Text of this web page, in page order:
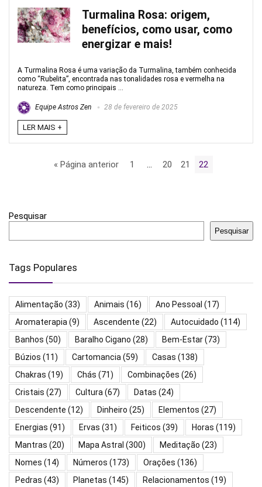
Turmalina Rosa: origem,
benefícios, como usar, como
energizar e mais!
A Turmalina Rosa é uma variação da Turmalina, também conhecida
como “Rubelita”, encontrada nas tonalidades rosa e vermelha na
natureza. Tem como principais ...
Equipe Astros Zen 28 de fevereiro de 2025
LER MAIS +
« Página anterior 1 20 21 22
Pesquisar
Pesquisar
Tags Populares
Alimentação (33) Animais (16) Ano Pessoal (17)
Aromaterapia (9) Ascendente (22) Autocuidado (114)
Banhos (50) Baralho Cigano (28) Bem-Estar(73)
Búzios (11) Cartomancia (59) Casas (138)
Chakras (19) Chás (71) Combinações (26)
Cristais (27) Cultura (67) Datas (24)
Descendente (12) Dinheiro (25) Elementos (27)
Energias (91) Ervas (31) Feiticos (39) Horas (119)
Mantras (20) Mapa Astral (300) Meditação (23)
Nomes (14) Números (173) Orações (136)
Pedras (43) Planetas (145) Relacionamentos (19)